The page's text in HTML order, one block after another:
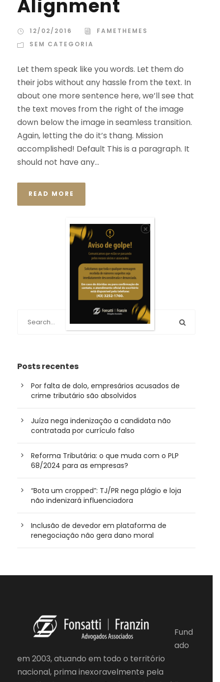
Alignment
12/02/2016
FAMETHEMES
SEM CATEGORIA
Let them speak like you words. Let them do
their jobs without any hassle from the text. In
about one more sentence here, we’ll see that
the text moves from the right of the image
down below the image in seamless transition.
Again, letting the do it’s thang. Mission
accomplished! Default This is a paragraph. It
should not have any...
READ MORE
Posts recentes
Por falta de dolo, empresários acusados de
crime tributário são absolvidos
Juíza nega indenização a candidata não
contratada por currículo falso
Reforma Tributária: o que muda com o PLP
68/2024 para as empresas?
“Bota um cropped”: TJ/PR nega plágio e loja
não indenizará influenciadora
Inclusão de devedor em plataforma de
renegociação não gera dano moral
Fund
ado
em 2003, atuando em todo o território
nacional, prima inexoravelmente pela
×